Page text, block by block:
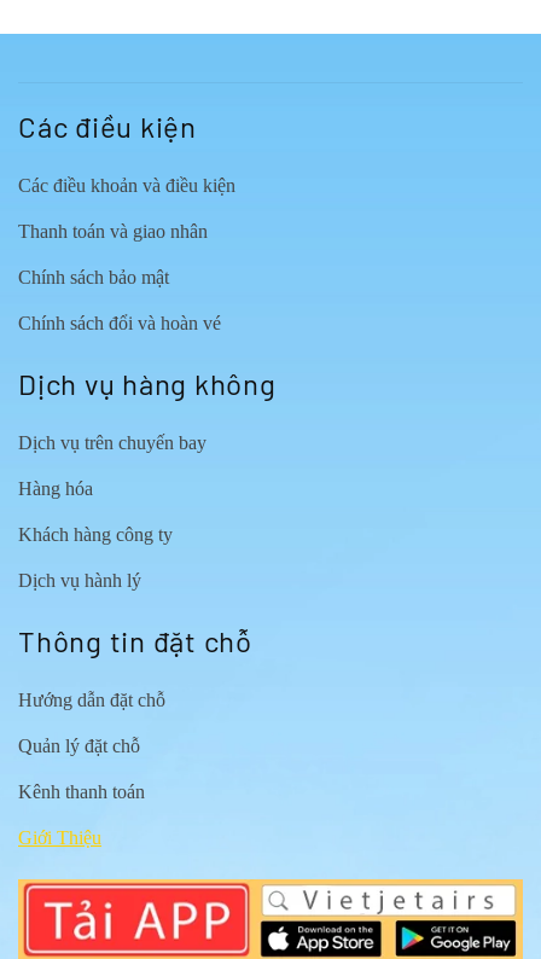
Các điều kiện
Các điều khoản và điều kiện
Thanh toán và giao nhân
Chính sách bảo mật
Chính sách đổi và hoàn vé
Dịch vụ hàng không
Dịch vụ trên chuyến bay
Hàng hóa
Khách hàng công ty
Dịch vụ hành lý
Thông tin đặt chỗ
Hướng dẫn đặt chỗ
Quản lý đặt chỗ
Kênh thanh toán
Giới Thiệu